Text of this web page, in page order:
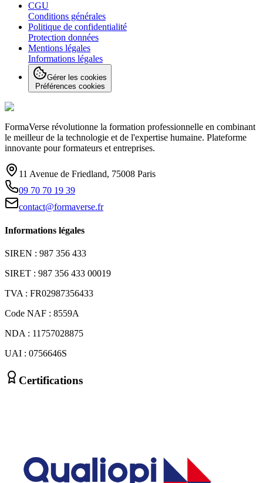
CGU
Conditions générales
Politique de confidentialité
Protection données
Mentions légales
Informations légales
Gérer les cookies
Préférences cookies
FormaVerse révolutionne la formation professionnelle en combinant
le meilleur de la technologie et de l'expertise humaine. Plateforme
innovante pour formateurs et entreprises.
11 Avenue de Friedland, 75008 Paris
09 70 70 19 39
contact@formaverse.fr
Informations légales
SIREN : 987 356 433
SIRET : 987 356 433 00019
TVA : FR02987356433
Code NAF : 8559A
NDA : 11757028875
UAI : 0756646S
Certifications